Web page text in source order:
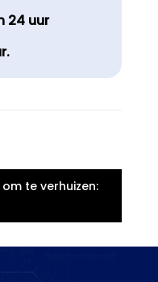
24 uur
te verhuizen: